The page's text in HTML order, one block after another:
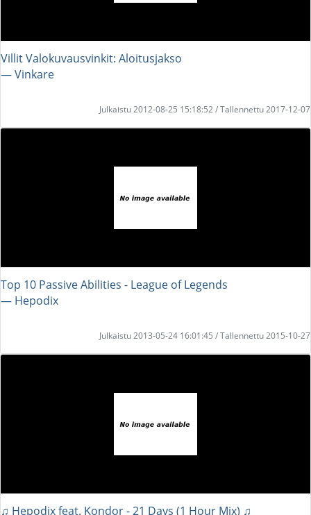
Villit Valokuvausvinkit: Aloitusjakso
― Vinkare
Julkaistu 2012-08-25 15:18:52 / Tallennettu 2017-12-07
Top 10 Passive Abilities - League of Legends
― Hepodix
Julkaistu 2013-05-24 16:01:45 / Tallennettu 2015-10-27
♫ Hepodix feat. Kondor - 21 Days (1 Hour Mix) ♫